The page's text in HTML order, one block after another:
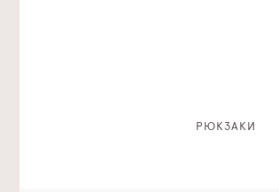
РЮКЗАКИ